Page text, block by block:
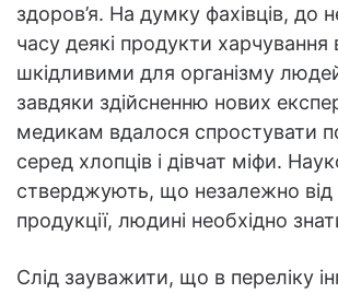
здоров’я. На думку фахівців, до
часу деякі продукти
шкідливими для організму
завдяки здійсненню нових
медикам вдалося спростувати
серед хлопців і дівчат міфи.
стверджують, що незалежно від
продукції, людині необхідно
Слід зауважити, що в переліку